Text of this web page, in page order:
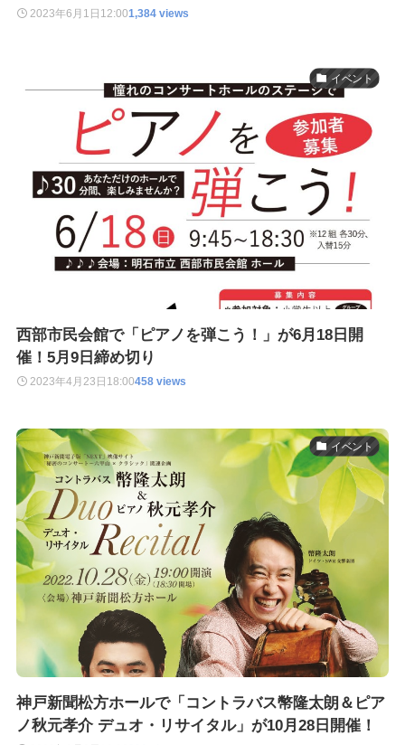
2023年6月1日 12:001,384 views
イベント
西部市民会館で「ピアノを弾こう！」が6月18日開
催！5月9日締め切り
2023年4月23日 18:00458 views
イベント
神戸新聞松方ホールで「コントラバス幣隆太朗＆ピア
ノ秋元孝介 デュオ・リサイタル」が10月28日開催！